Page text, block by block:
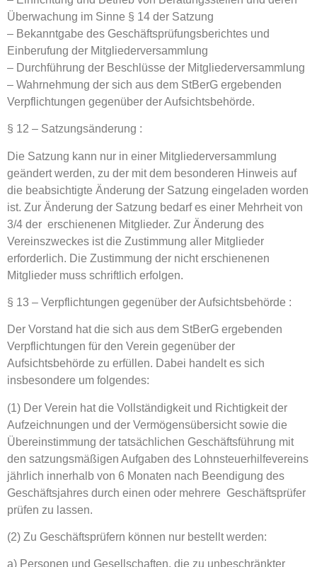
Überwachung im Sinne § 14 der Satzung
– Bekanntgabe des Geschäftsprüfungsberichtes und
Einberufung der Mitgliederversammlung
– Durchführung der Beschlüsse der Mitgliederversammlung
– Wahrnehmung der sich aus dem StBerG ergebenden
Verpflichtungen gegenüber der Aufsichtsbehörde.
§ 12 – Satzungsänderung :
Die Satzung kann nur in einer Mitgliederversammlung
geändert werden, zu der mit dem besonderen Hinweis auf
die beabsichtigte Änderung der Satzung eingeladen worden
ist. Zur Änderung der Satzung bedarf es einer Mehrheit von
3/4 der erschienenen Mitglieder. Zur Änderung des
Vereinszweckes ist die Zustimmung aller Mitglieder
erforderlich. Die Zustimmung der nicht erschienenen
Mitglieder muss schriftlich erfolgen.
§ 13 – Verpflichtungen gegenüber der Aufsichtsbehörde :
Der Vorstand hat die sich aus dem StBerG ergebenden
Verpflichtungen für den Verein gegenüber der
Aufsichtsbehörde zu erfüllen. Dabei handelt es sich
insbesondere um folgendes:
(1) Der Verein hat die Vollständigkeit und Richtigkeit der
Aufzeichnungen und der Vermögensübersicht sowie die
Übereinstimmung der tatsächlichen Geschäftsführung mit
den satzungsmäßigen Aufgaben des Lohnsteuerhilfevereins
jährlich innerhalb von 6 Monaten nach Beendigung des
Geschäftsjahres durch einen oder mehrere Geschäftsprüfer
prüfen zu lassen.
(2) Zu Geschäftsprüfern können nur bestellt werden:
a) Personen und Gesellschaften, die zu unbeschränkter